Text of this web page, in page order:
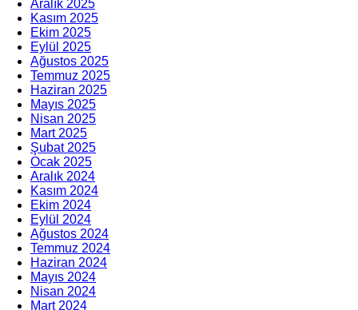
Aralık 2025
Kasım 2025
Ekim 2025
Eylül 2025
Ağustos 2025
Temmuz 2025
Haziran 2025
Mayıs 2025
Nisan 2025
Mart 2025
Şubat 2025
Ocak 2025
Aralık 2024
Kasım 2024
Ekim 2024
Eylül 2024
Ağustos 2024
Temmuz 2024
Haziran 2024
Mayıs 2024
Nisan 2024
Mart 2024